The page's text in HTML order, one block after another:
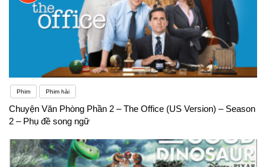
Phim Phim hài
Chuyện Văn Phòng Phần 2 – The Office (US Version) – Season
2 – Phụ đề song ngữ